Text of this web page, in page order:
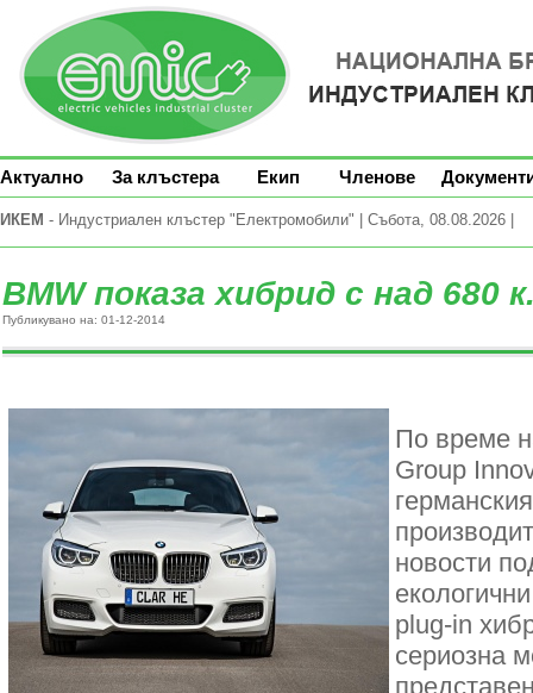
Актуално За клъстера Екип Членове
ИКЕМ - Индустриален клъстер "Електромобили" | Събота, 08.08.2026 |
BMW показа хибрид с над 680
Публикувано на: 01-12-2014
По време
Group
новости
plug-in
сериозна